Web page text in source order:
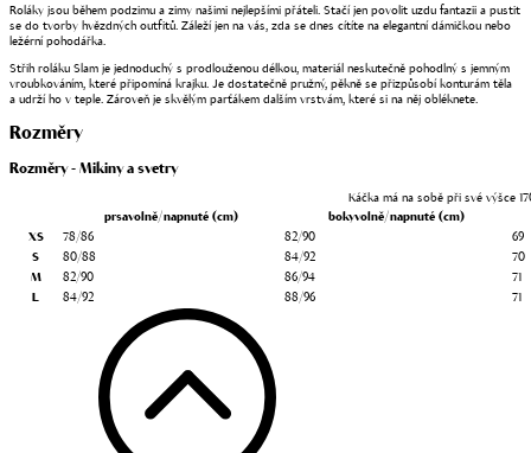
Roláky jsou během podzimu a zimy našimi nejlepšími přáteli. Stačí jen povolit uzdu fantazii a pustit
se do tvorby hvězdných outfitů. Záleží jen na vás, zda se dnes cítíte na elegantní dámičkou nebo
ležérní pohodářka.
Střih roláku Slam je jednoduchý s prodlouženou délkou, materiál neskutečně pohodlný s jemným
vroubkováním, které připomíná krajku. Je dostatečně pružný, pěkně se přizpůsobí konturám těla
a udrží ho v teple. Zároveň je skvělým parťákem dalším vrstvám, které si na něj obléknete.
Rozměry
Rozměry - Mikiny a svetry
prsavolně/napnuté (cm) bokyvolně/napnuté (cm)
XS
78/86 82/90
69
S
80/88 84/92
70
M
82/90 86/94
71
L
84/92 88/96 71
Káčka má na sobě při své výšce